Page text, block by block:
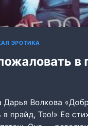
ЭРОТИКА
в
Дарья Волкова
в прайд, Тео!» Ее